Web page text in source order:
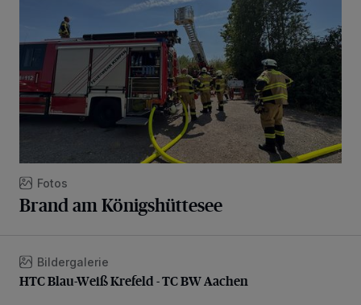
Fotos
Brand am Königshüttesee
HTC Blau-Weiß Krefeld - TC BW Aachen
Bildergalerie
HTC Blau-Weiß Krefeld - TC BW Aachen